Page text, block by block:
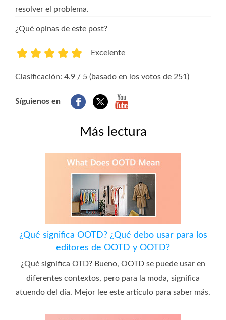
resolver el problema.
¿Qué opinas de este post?
Excelente
Clasificación: 4.9 / 5 (basado en los votos de 251)
Síguienos en
Más lectura
¿Qué significa OOTD? ¿Qué debo usar para los
editores de OOTD y OOTD?
¿Qué significa OTD? Bueno, OOTD se puede usar en
diferentes contextos, pero para la moda, significa
atuendo del día. Mejor lee este artículo para saber más.